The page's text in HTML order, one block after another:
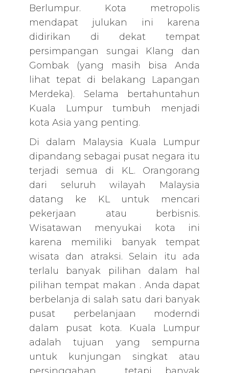
Berlumpur. Kota metropolis
mendapat julukan ini karena
didirikan di dekat tempat
persimpangan sungai Klang dan
Gombak (yang masih bisa Anda
lihat tepat di belakang Lapangan
Merdeka). Selama bertahuntahun
Kuala Lumpur tumbuh menjadi
kota Asia yang penting.
Di dalam Malaysia Kuala Lumpur
dipandang sebagai pusat negara itu
terjadi semua di KL. Orangorang
dari seluruh wilayah Malaysia
datang ke KL untuk mencari
pekerjaan atau berbisnis.
Wisatawan menyukai kota ini
karena memiliki banyak tempat
wisata dan atraksi. Selain itu ada
terlalu banyak pilihan dalam hal
pilihan tempat makan . Anda dapat
berbelanja di salah satu dari banyak
pusat perbelanjaan moderndi
dalam pusat kota. Kuala Lumpur
adalah tujuan yang sempurna
untuk kunjungan singkat atau